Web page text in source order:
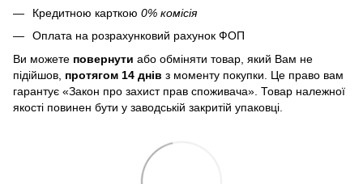
Кредитною карткою 0% комісія
Оплата на розрахунковий рахунок ФОП
Ви можете повернути або обміняти товар, який Вам не
підійшов, протягом 14 днів з моменту покупки. Це право вам
гарантує «Закон про захист прав споживача». Товар належної
якості повинен бути у заводській закритій упаковці.